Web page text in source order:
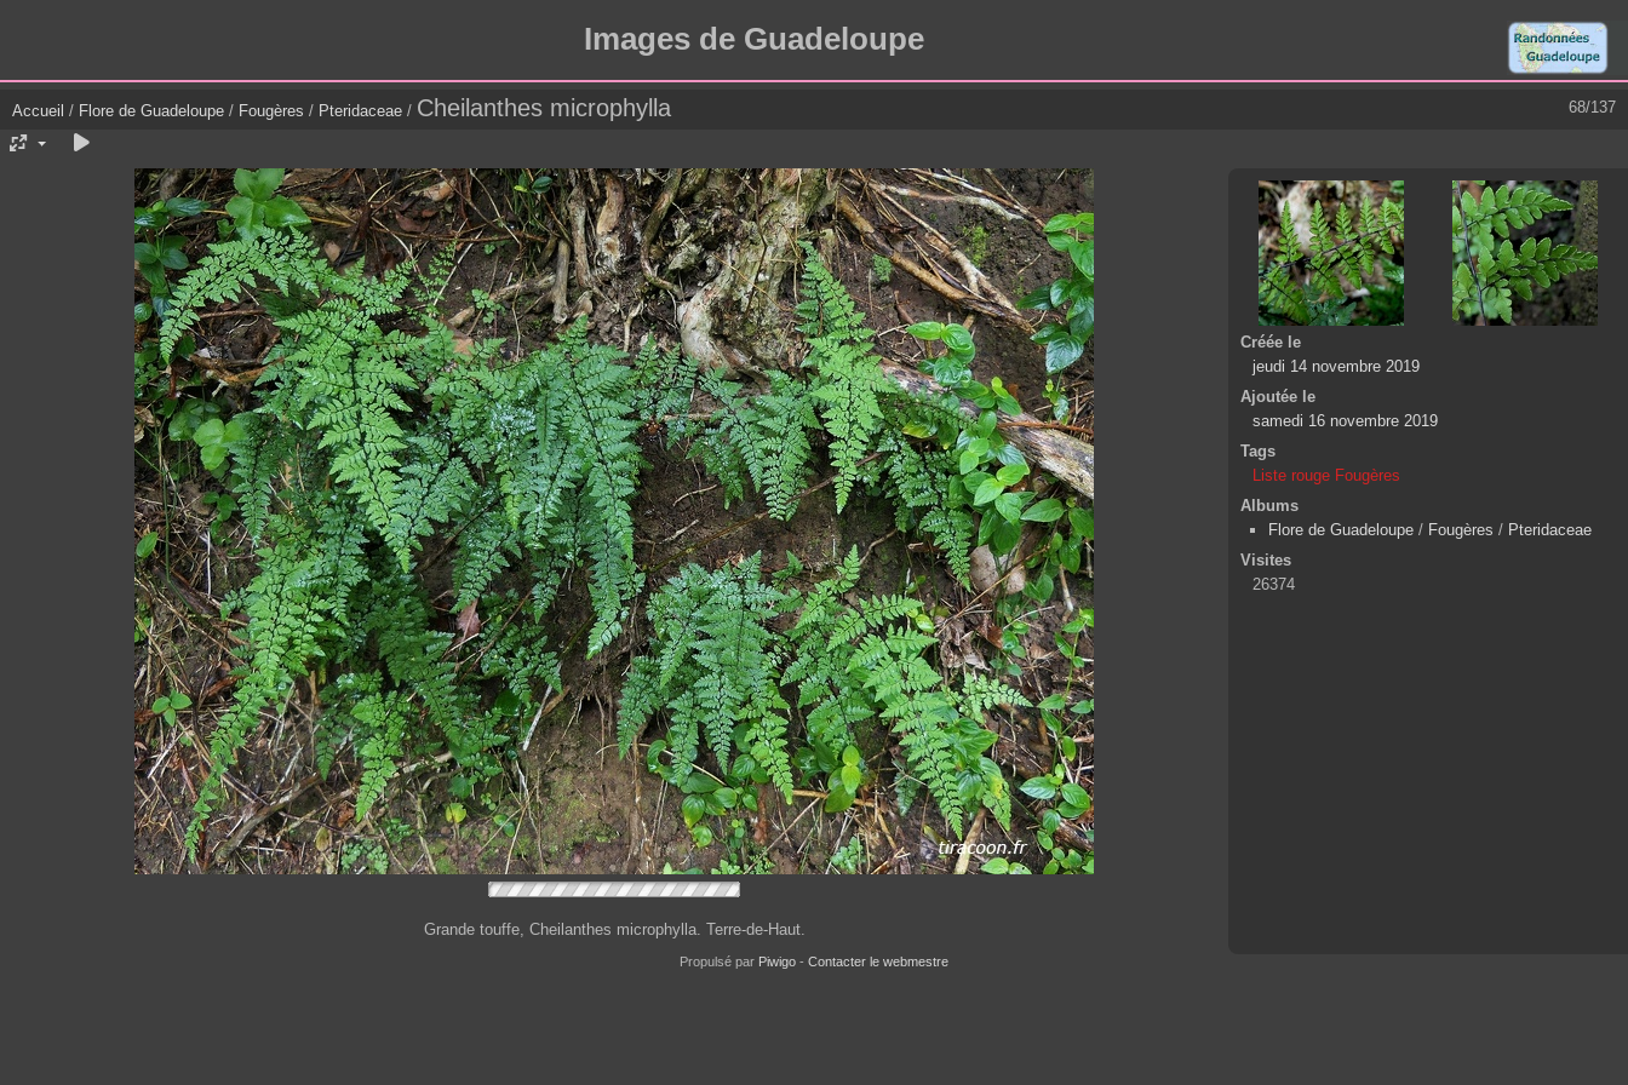
Images de Guadeloupe
68/137
Accueil / Flore de Guadeloupe / Fougères / Pteridaceae / Cheilanthes microphylla
Grande touffe, Cheilanthes microphylla. Terre-de-Haut.
Créée le
jeudi 14 novembre 2019
Ajoutée le
samedi 16 novembre 2019
Tags
Liste rouge Fougères
Albums
Flore de Guadeloupe / Fougères / Pteridaceae
Visites
26374
Propulsé par Piwigo - Contacter le webmestre